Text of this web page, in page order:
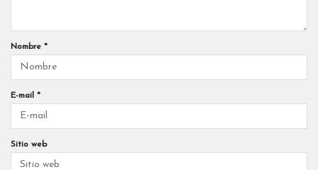
Nombre *
E-mail *
Sitio web